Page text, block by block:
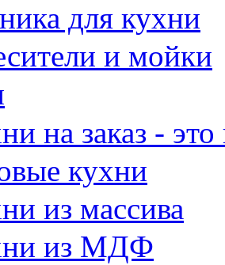
для кухни
и мойки
на заказ -
кухни
из массива
из МДФ